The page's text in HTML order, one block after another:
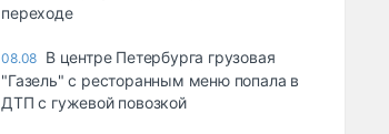
переходе
08.08 В центре Петербурга грузовая
"Газель" с ресторанным меню попала в
ДТП с гужевой повозкой